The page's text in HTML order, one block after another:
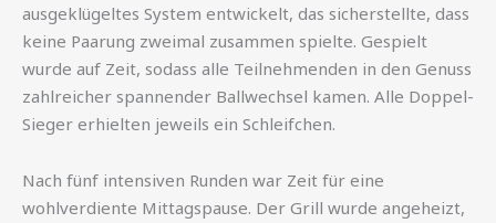
ausgeklügeltes System entwickelt, das sicherstellte, dass
keine Paarung zweimal zusammen spielte. Gespielt
wurde auf Zeit, sodass alle Teilnehmenden in den Genuss
zahlreicher spannender Ballwechsel kamen. Alle Doppel-
Sieger erhielten jeweils ein Schleifchen.
Nach fünf intensiven Runden war Zeit für eine
wohlverdiente Mittagspause. Der Grill wurde angeheizt,